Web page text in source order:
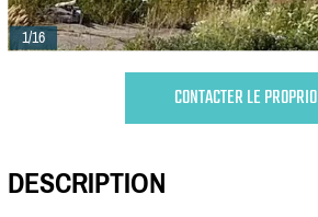
1/16
CONTACTER LE PROPRIO
DESCRIPTION